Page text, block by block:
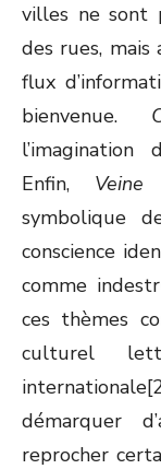
villes ne sont
des rues, mais
flux
bienvenue.
Enfin, Veine
symbolique
conscience
comme
ces thèmes
culturel
démarquer
reprocher